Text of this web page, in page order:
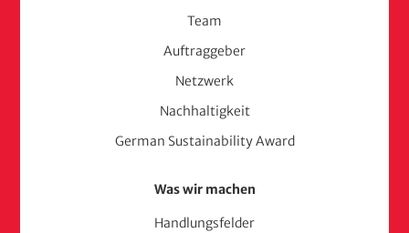
Team
Auftraggeber
Netzwerk
Nachhaltigkeit
German Sustainability Award
Was wir machen
Handlungsfelder